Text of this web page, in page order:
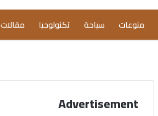
منوعات سياحة تكنولوجيا مقالات
Advertisement